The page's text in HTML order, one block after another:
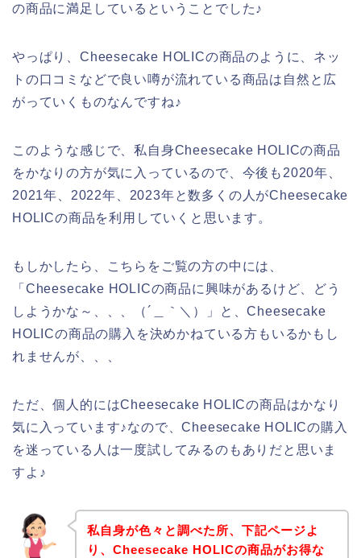
の商品に満足しているということでした♪
やっぱり、Cheesecake HOLICの商品のように、ネッ
トの口コミなどで良い噂が流れている商品は自然と広
がっていくものなんですね♪
このような感じで、私自身Cheesecake HOLICの商品
をかなりの方が気に入っているので、今後も2020年、
2021年、2022年、2023年と数多くの人がCheesecake
HOLICの商品を利用していくと思います。
もしかしたら、こちらをご覧の方の中には、
「Cheesecake HOLICの商品に興味があるけど、どう
しようかな～、、、（´＿｀＼）」と、Cheesecake
HOLICの商品の購入を決めかねている方もいるかもし
れませんが、、、
ただ、個人的にはCheesecake HOLICの商品はかなり
気に入っています♪なので、Cheesecake HOLICの購入
を迷っている人は一度試してみるのもありだと思いま
すよ♪
私自身が色々と調べた所、下記ページよ
り、Cheesecake HOLICの商品がお得な